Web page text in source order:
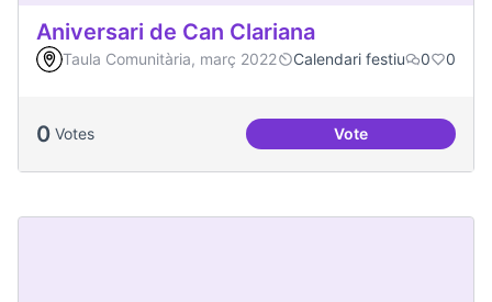
Aniversari de Can Clariana
Taula Comunitària, març 2022 Calendari festiu 0 0
0 Votes VoteAniversari de Can